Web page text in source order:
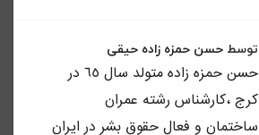
توسط حسن حمزه زاده حیقی
حسن حمزه زاده متولد سال ٦٥ در
كرج ،كارشناس رشته عمران
ساختمان و فعال حقوق بشر در ايران